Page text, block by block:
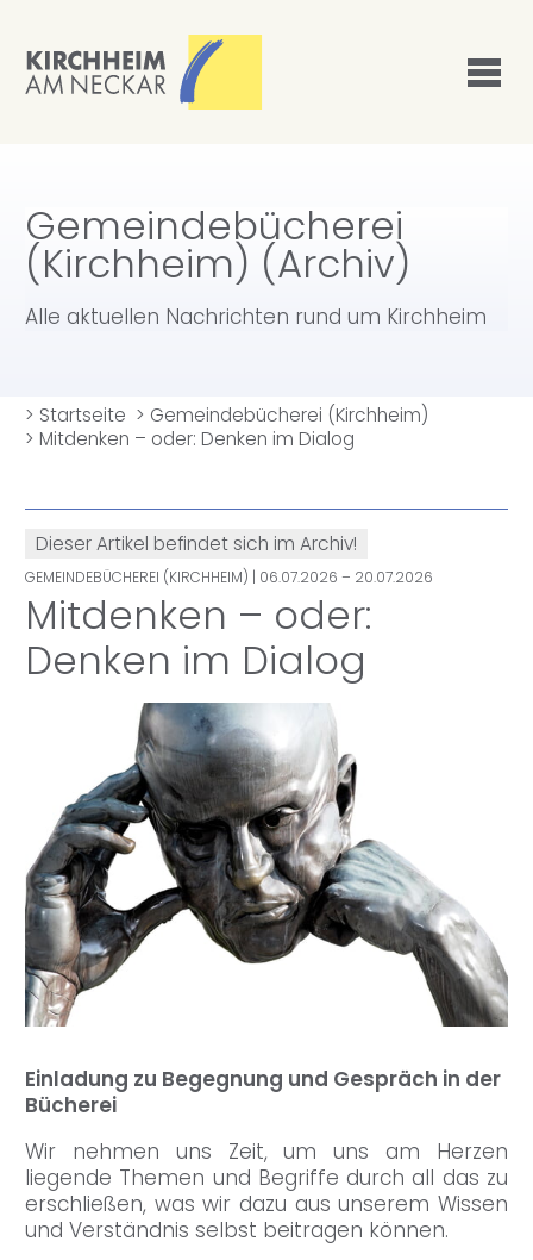
Gemeindebücherei
(Kirchheim) (Archiv)
Alle aktuellen Nachrichten rund um Kirchheim
> Startseite > Gemeindebücherei (Kirchheim)
> Mitdenken – oder: Denken im Dialog
Dieser Artikel befindet sich im Archiv!
GEMEINDEBÜCHEREI (KIRCHHEIM) | 06.07.2026 – 20.07.2026
Mitdenken – oder:
Denken im Dialog
Einladung zu Begegnung und Gespräch in der
Bücherei
Wir nehmen uns Zeit, um uns am Herzen
liegende Themen und Begriffe durch all das zu
erschließen, was wir dazu aus unserem Wissen
und Verständnis selbst beitragen können.